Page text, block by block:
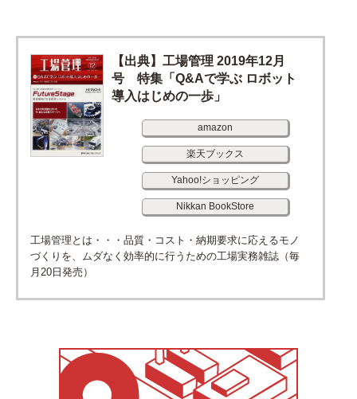
【出典】工場管理 2019年12月
号 特集「Q&Aで学ぶ ロボット
導入はじめの一歩」
amazon
楽天ブックス
Yahoo!ショッピング
Nikkan BookStore
工場管理とは・・・品質・コスト・納期要求に応えるモノ
づくりを、ムダなく効率的に行うための工場実務雑誌（毎
月20日発売）